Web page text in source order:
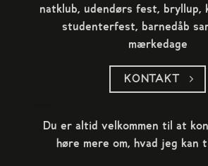
natklub, udendørs fest, bryllup,
studenterfest, barnedåb
mærkedage
KONTAKT
Du er altid velkommen til at
høre mere om, hvad jeg kan